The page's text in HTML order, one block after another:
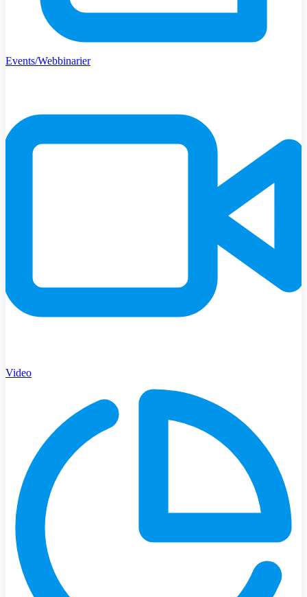
Events/Webbinarier
Video